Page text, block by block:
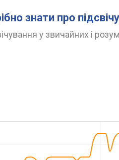
знати про
у звичайних і